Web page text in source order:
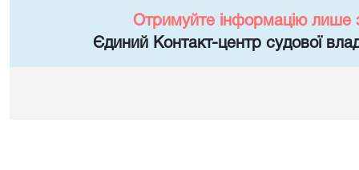
Отримуйте інформацію лише
Єдиний Контакт-центр судової